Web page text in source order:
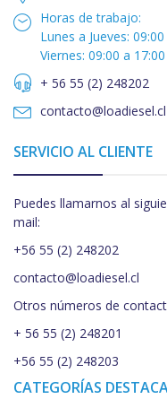
Horas de trabajo:
Lunes a Jueves:
Viernes: 09:00 a
+ 56 55 (2) 248202
contacto@loadiesel.cl
SERVICIO AL CLIENTE
Puedes llamarnos al
mail:
+56 55 (2) 248202
contacto@loadiesel.cl
Otros números de
+ 56 55 (2) 248201
+56 55 (2) 248203
CATEGORÍAS